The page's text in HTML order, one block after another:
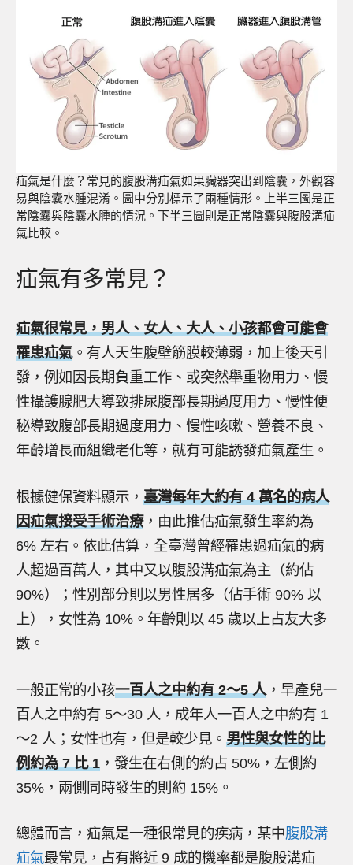
疝氣是什麼？常見的腹股溝疝氣如果臟器突出到陰囊，外觀容
易與陰囊水腫混淆。圖中分別標示了兩種情形。上半三圖是正
常陰囊與陰囊水腫的情況。下半三圖則是正常陰囊與腹股溝疝
氣比較。
疝氣有多常見？
疝氣很常見，男人、女人、大人、小孩都會可能會
罹患疝氣。有人天生腹壁筋膜較薄弱，加上後天引
發，例如因長期負重工作、或突然舉重物用力、慢
性攝護腺肥大導致排尿腹部長期過度用力、慢性便
秘導致腹部長期過度用力、慢性咳嗽、營養不良、
年齡增長而組織老化等，就有可能誘發疝氣產生。
根據健保資料顯示， 臺灣每年大約有 4 萬名的病人
因疝氣接受手術治療，由此推估疝氣發生率約為
6% 左右。依此估算，全臺灣曾經罹患過疝氣的病
人超過百萬人，其中又以腹股溝疝氣為主（約佔
90%）；性別部分則以男性居多（佔手術 90% 以
上），女性為 10%。年齡則以 45 歲以上占友大多
數。
一般正常的小孩一百人之中約有 2～5 人 ，早產兒一
百人之中約有 5～30 人，成年人一百人之中約有 1
～2 人；女性也有，但是較少見。 男性與女性的比
例約為 7 比 1 ，發生在右側的約占 50%，左側約
35%，兩側同時發生的則約 15%。
總體而言，疝氣是一種很常見的疾病，某中腹股溝
疝氣最常見，占有將近 9 成的機率都是腹股溝疝